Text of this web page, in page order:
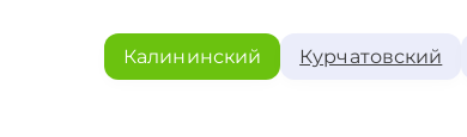
Калининский Курчатовский